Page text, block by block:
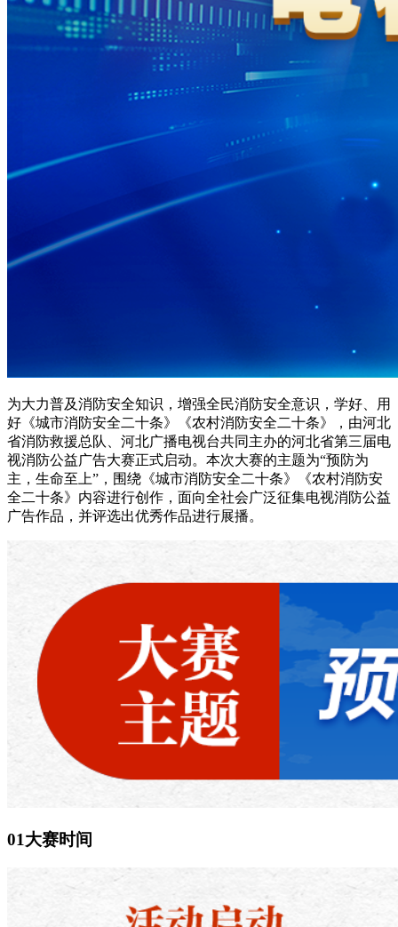
为大力普及消防安全知识，增强全民消防安全意识，学好、用
好《城市消防安全二十条》《农村消防安全二十条》，由河北
省消防救援总队、河北广播电视台共同主办的河北省第三届电
视消防公益广告大赛正式启动。本次大赛的主题为“预防为
主，生命至上”，围绕《城市消防安全二十条》《农村消防安
全二十条》内容进行创作，面向全社会广泛征集电视消防公益
广告作品，并评选出优秀作品进行展播。
01大赛时间